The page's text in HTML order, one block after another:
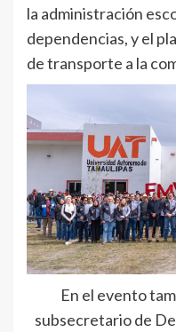
la administración
dependencias, y el
de transporte a la
En el evento
subsecretario de